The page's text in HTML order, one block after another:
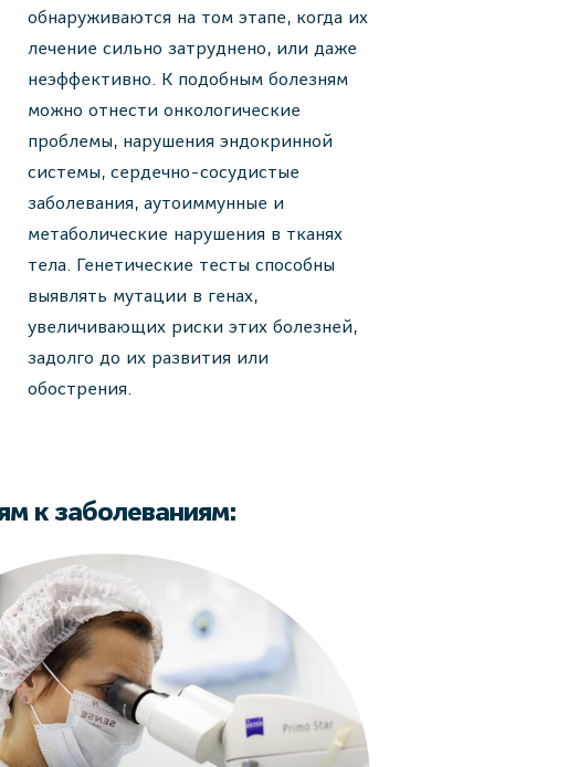
обнаруживаются на том этапе, когда их
лечение сильно затруднено, или даже
неэффективно. К подобным болезням
можно отнести онкологические
проблемы, нарушения эндокринной
системы, сердечно-сосудистые
заболевания, аутоиммунные и
метаболические нарушения в тканях
тела. Генетические тесты способны
выявлять мутации в генах,
увеличивающих риски этих болезней,
задолго до их развития или
обострения.
к заболеваниям: